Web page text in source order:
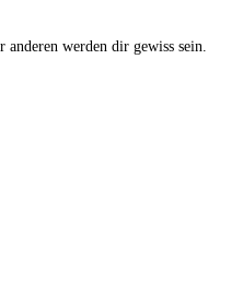
werden dir gewiss sein.